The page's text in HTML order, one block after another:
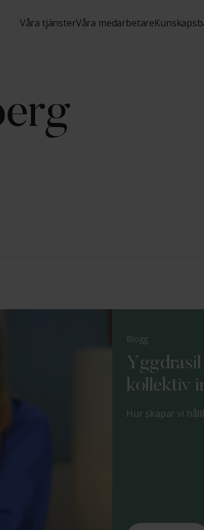
Våra tjänsterVåra medarbetare
Blogg
kollektiv
Hur skapar vi